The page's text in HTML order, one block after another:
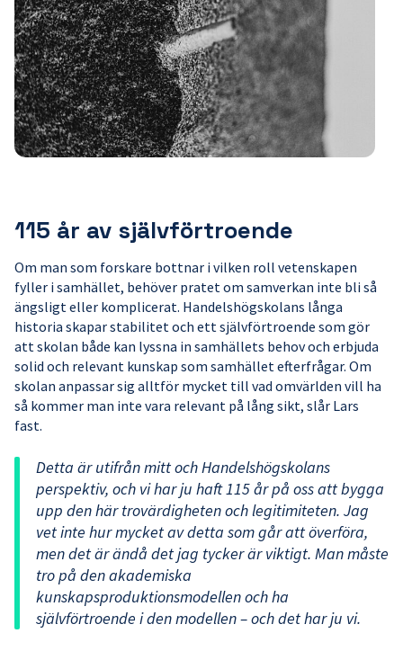
115 år av självförtroende
Om man som forskare bottnar i vilken roll vetenskapen
fyller i samhället, behöver pratet om samverkan inte bli så
ängsligt eller komplicerat. Handelshögskolans långa
historia skapar stabilitet och ett självförtroende som gör
att skolan både kan lyssna in samhällets behov och erbjuda
solid och relevant kunskap som samhället efterfrågar. Om
skolan anpassar sig alltför mycket till vad omvärlden vill ha
så kommer man inte vara relevant på lång sikt, slår Lars
fast.
Detta är utifrån mitt och Handelshögskolans
perspektiv, och vi har ju haft 115 år på oss att bygga
upp den här trovärdigheten och legitimiteten. Jag
vet inte hur mycket av detta som går att överföra,
men det är ändå det jag tycker är viktigt. Man måste
tro på den akademiska
kunskapsproduktionsmodellen och ha
självförtroende i den modellen – och det har ju vi.